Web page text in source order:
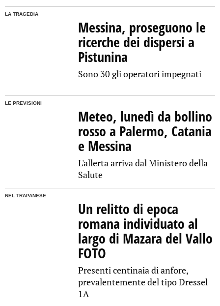
LA TRAGEDIA
Messina, proseguono le
ricerche dei dispersi a
Pistunina
Sono 30 gli operatori impegnati
LE PREVISIONI
Meteo, lunedì da bollino
rosso a Palermo, Catania
e Messina
L'allerta arriva dal Ministero della
Salute
NEL TRAPANESE
Un relitto di epoca
romana individuato al
largo di Mazara del Vallo
FOTO
Presenti centinaia di anfore,
prevalentemente del tipo Dressel
1A